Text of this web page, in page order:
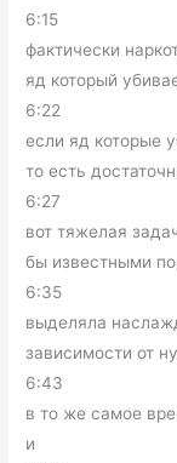
6:15
фактически
яд который
6:22
если яд которые
то есть
6:27
вот тяжелая
бы известными
6:35
выделяла
зависимости от
6:43
в то же самое
и